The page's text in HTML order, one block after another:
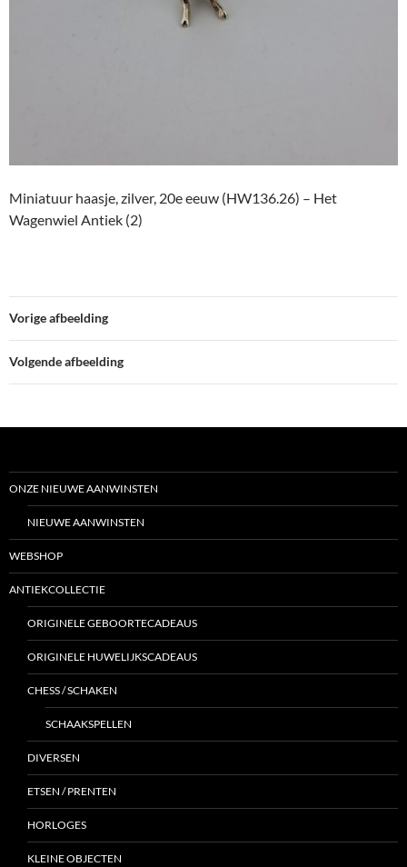
Miniatuur haasje, zilver, 20e eeuw (HW136.26) – Het
Wagenwiel Antiek (2)
Vorige afbeelding
Volgende afbeelding
ONZE NIEUWE AANWINSTEN
NIEUWE AANWINSTEN
WEBSHOP
ANTIEKCOLLECTIE
ORIGINELE GEBOORTECADEAUS
ORIGINELE HUWELIJKSCADEAUS
CHESS / SCHAKEN
SCHAAKSPELLEN
DIVERSEN
ETSEN / PRENTEN
HORLOGES
KLEINE OBJECTEN